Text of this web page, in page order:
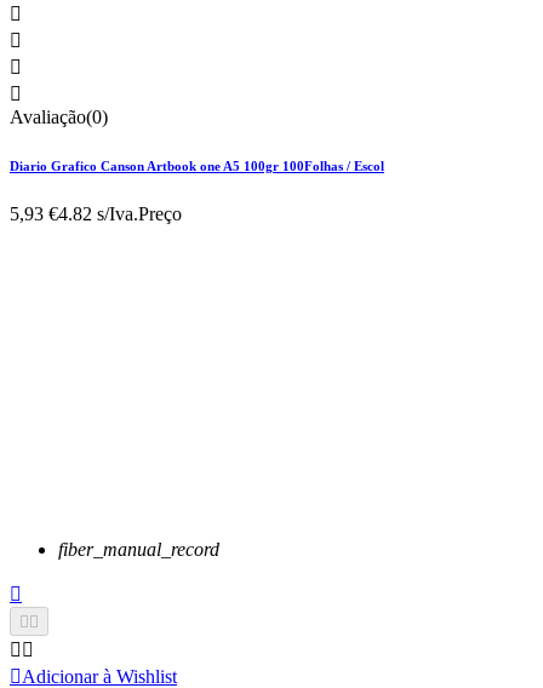




Avaliação(0)
Diario Grafico Canson Artbook one A5 100gr 100Folhas / Escol
5,93 €4.82 s/Iva.Preço
fiber_manual_record


 
Adicionar à Wishlist